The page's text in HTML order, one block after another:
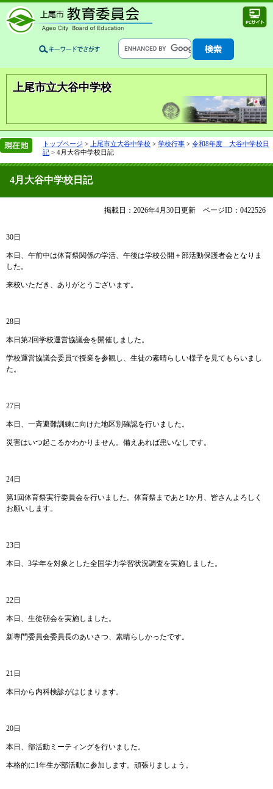
上尾市立大谷中学校
トップページ > 上尾市立大谷中学校 > 学校行事 > 令和8年度 大谷中学校日
記 > 4月大谷中学校日記
4月大谷中学校日記
掲載日：2026年4月30日更新 ページID：0422526
30日
本日、午前中は体育祭関係の学活、午後は学校公開＋部活動保護者会となりま
した。
来校いただき、ありがとうございます。
28日
本日第2回学校運営協議会を開催しました。
学校運営協議会委員で授業を参観し、生徒の素晴らしい様子を見てもらいまし
た。
27日
本日、一斉避難訓練に向けた地区別確認を行いました。
災害はいつ起こるかわかりません。備えあれば患いなしです。
24日
第1回体育祭実行委員会を行いました。体育祭まであと1か月、皆さんよろしく
お願いします。
23日
本日、3学年を対象とした全国学力学習状況調査を実施しました。
22日
本日、生徒朝会を実施しました。
新専門委員会委員長のあいさつ、素晴らしかったです。
21日
本日から内科検診がはじまります。
20日
本日、部活動ミーティングを行いました。
本格的に1年生が部活動に参加します。頑張りましょう。